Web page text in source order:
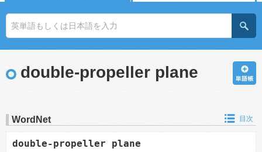
double-propeller plane
WordNet 目次
double-propeller plane